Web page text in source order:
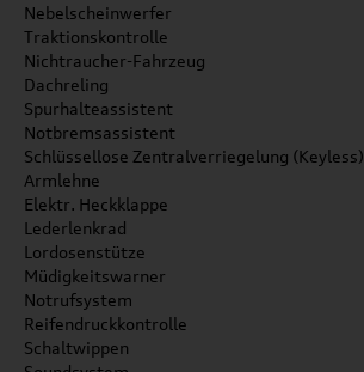
Nebelscheinwerfer
Traktionskontrolle
Nichtraucher-Fahrzeug
Dachreling
Spurhalteassistent
Notbremsassistent
Schlüssellose Zentralverriegelung (Keyless)
Armlehne
Elektr. Heckklappe
Lederlenkrad
Lordosenstütze
Müdigkeitswarner
Notrufsystem
Reifendruckkontrolle
Schaltwippen